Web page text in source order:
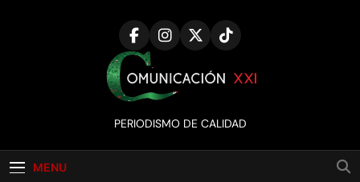
Comunicación
XXI
PERIODISMO DE CALIDAD
MENU